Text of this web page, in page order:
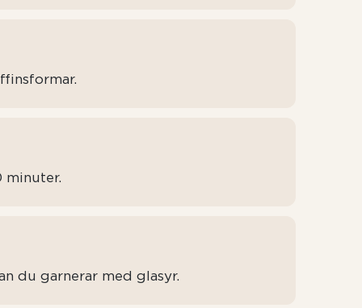
minuter.
du garnerar med glasyr.